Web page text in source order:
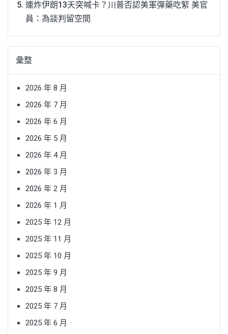
連炸伊朗13天突喊卡？川普否認美軍彈藥吃緊 美官
員：為談判留空間
彙整
2026 年 8 月
2026 年 7 月
2026 年 6 月
2026 年 5 月
2026 年 4 月
2026 年 3 月
2026 年 2 月
2026 年 1 月
2025 年 12 月
2025 年 11 月
2025 年 10 月
2025 年 9 月
2025 年 8 月
2025 年 7 月
2025 年 6 月